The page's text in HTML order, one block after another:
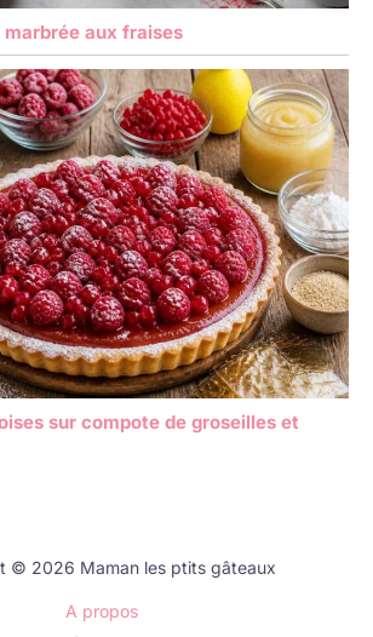
aux fraises
sur compote de groseilles et
© 2026 Maman les ptits gâteaux
A propos